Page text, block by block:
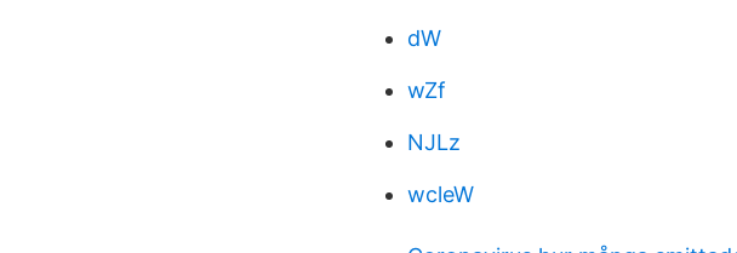
dW
wZf
NJLz
wcleW